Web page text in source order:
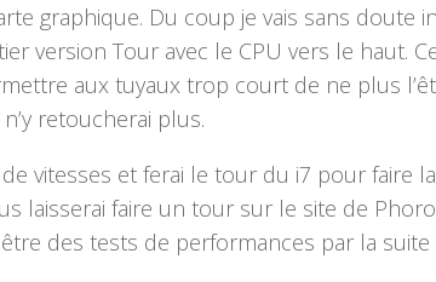
graphique. Du coup je vais sans
version Tour avec le CPU vers le haut.
aux tuyaux trop court de ne plus
retoucherai plus.
de vitesses et ferai le tour du i7 pour faire
laisserai faire un tour sur le site de
être des tests de performances par la